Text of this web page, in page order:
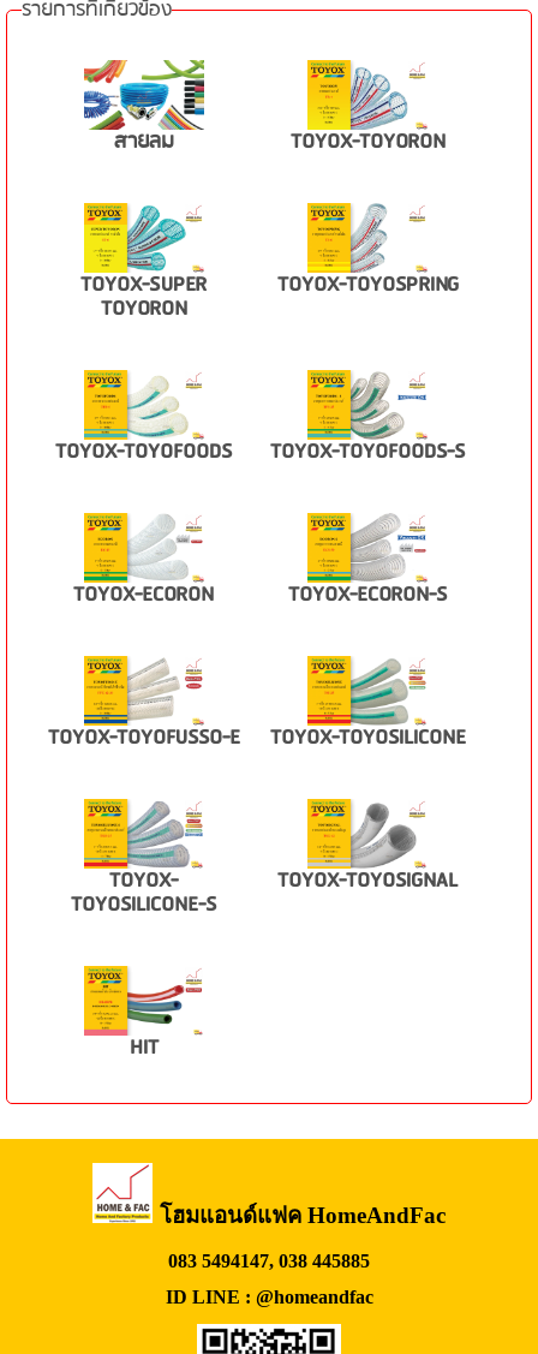
รายการที่เกี่ยวข้อง
สายลม TOYOX-TOYORON
TOYOX-SUPER
TOYORON
TOYOX-TOYOSPRING
TOYOX-TOYOFOODS TOYOX-TOYOFOODS-S
TOYOX-ECORON TOYOX-ECORON-S
TOYOX-TOYOFUSSO-E TOYOX-TOYOSILICONE
TOYOX-
TOYOSILICONE-S
TOYOX-TOYOSIGNAL
HIT
โฮมแอนด์แฟค HomeAndFac
083 5494147, 038 445885
ID LINE : @homeandfac